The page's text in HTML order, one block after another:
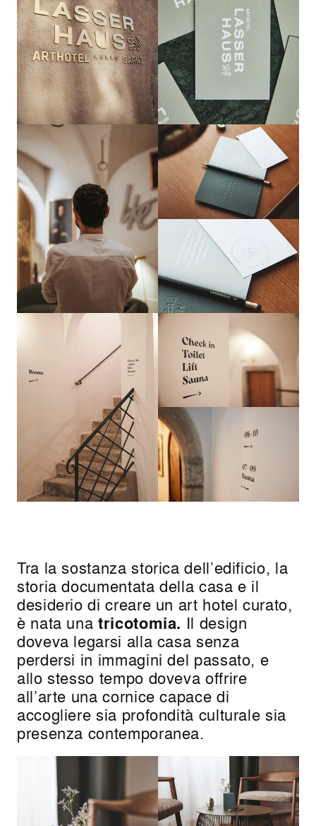
Tra la sostanza storica dell’edificio, la
storia documentata della casa e il
desiderio di creare un art hotel curato,
è nata unatricotomia. Il design
doveva legarsi alla casa senza
perdersi in immagini del passato, e
allo stesso tempo doveva offrire
all’arte una cornice capace di
accogliere sia profondità culturale sia
presenza contemporanea.